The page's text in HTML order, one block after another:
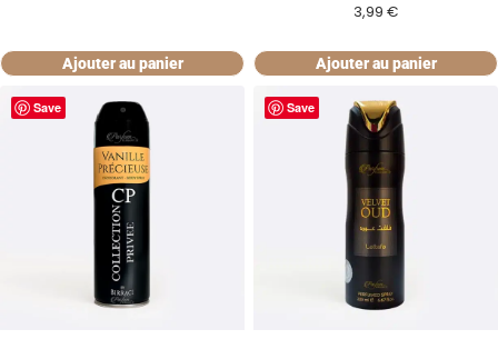
Ajouter au panier
3,99 €
Ajouter au panier
Save Save